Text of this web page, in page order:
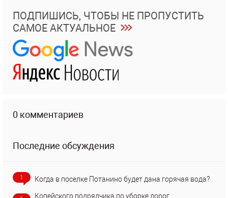
ПОДПИШИСЬ, ЧТОБЫ НЕ ПРОПУСТИТЬ
САМОЕ АКТУАЛЬНОЕ
0 комментариев
Последние обсуждения
1 Когда в поселке Потанино будет дана горячая вода?
Копейского подрядчика по уборке дорог